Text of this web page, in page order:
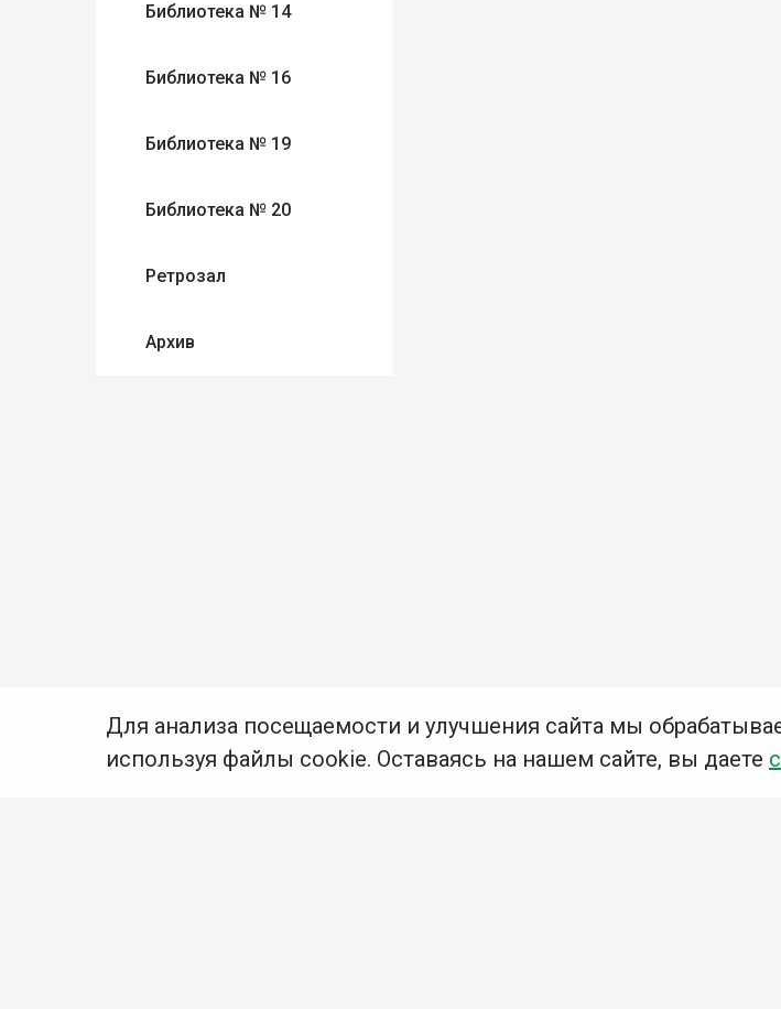
Библиотека № 14
Библиотека № 16
Библиотека № 19
Библиотека № 20
Ретрозал
Архив
Для анализа посещаемости и улучшения сайта мы
используя файлы cookie. Оставаясь на нашем сайте, вы даете